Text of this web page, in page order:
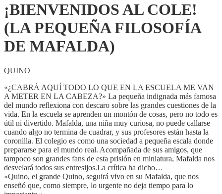
¡BIENVENIDOS AL COLE!
(LA PEQUEÑA FILOSOFÍA
DE MAFALDA)
QUINO
«¿CABRÁ AQUÍ TODO LO QUE EN LA ESCUELA ME VAN
A METER EN LA CABEZA?» La pequeña indignada más famosa
del mundo reflexiona con descaro sobre las grandes cuestiones de la
vida. En la escuela se aprenden un montón de cosas, pero no todo es
útil ni divertido. Mafalda, una niña muy curiosa, no puede callarse
cuando algo no termina de cuadrar, y sus profesores están hasta la
coronilla. El colegio es como una sociedad a pequeña escala donde
prepararse para el mundo real. Acompañada de sus amigos, que
tampoco son grandes fans de esta prisión en miniatura, Mafalda nos
desvelará todos sus entresijos.La crítica ha dicho…
«Quino, el grande Quino, seguirá vivo en su Mafalda, que nos
enseñó que, como siempre, lo urgente no deja tiempo para lo